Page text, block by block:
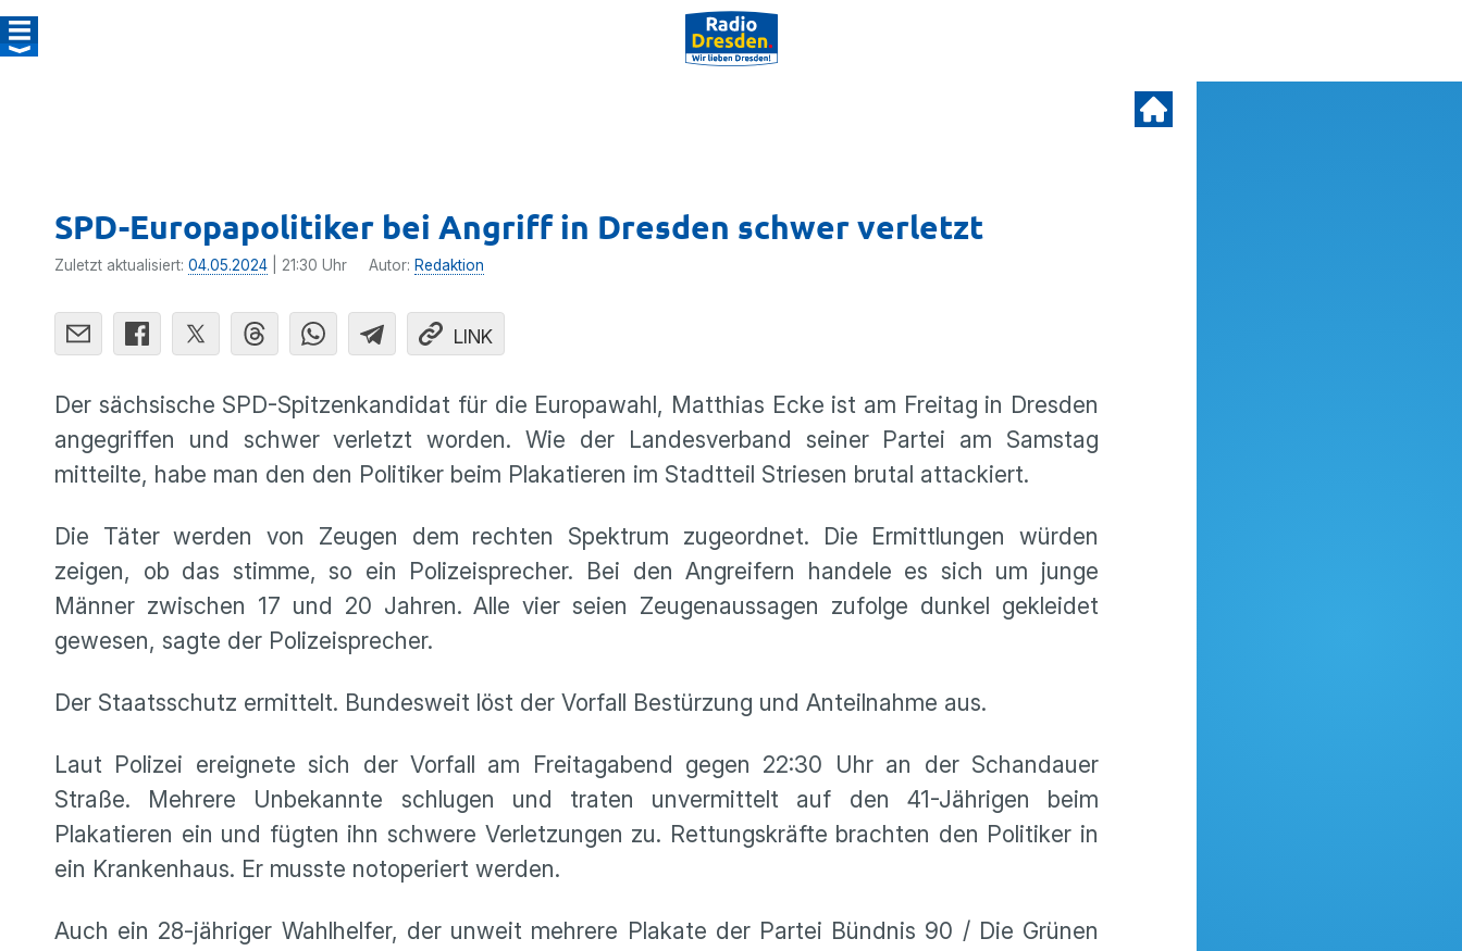
SPD-Europapolitiker bei Angriff in Dresden schwer verletzt
Zuletzt aktualisiert: 04.05.2024 | 21:30 Uhr Autor: Redaktion
LINK
Der sächsische SPD-Spitzenkandidat für die Europawahl, Matthias Ecke ist am Freitag in Dresden
angegriffen und schwer verletzt worden. Wie der Landesverband seiner Partei am Samstag
mitteilte, habe man den den Politiker beim Plakatieren im Stadtteil Striesen brutal attackiert.
Die Täter werden von Zeugen dem rechten Spektrum zugeordnet. Die Ermittlungen würden
zeigen, ob das stimme, so ein Polizeisprecher. Bei den Angreifern handele es sich um junge
Männer zwischen 17 und 20 Jahren. Alle vier seien Zeugenaussagen zufolge dunkel gekleidet
gewesen, sagte der Polizeisprecher.
Der Staatsschutz ermittelt. Bundesweit löst der Vorfall Bestürzung und Anteilnahme aus.
Laut Polizei ereignete sich der Vorfall am Freitagabend gegen 22:30 Uhr an der Schandauer
Straße. Mehrere Unbekannte schlugen und traten unvermittelt auf den 41-Jährigen beim
Plakatieren ein und fügten ihn schwere Verletzungen zu. Rettungskräfte brachten den Politiker in
ein Krankenhaus. Er musste notoperiert werden.
Auch ein 28-jähriger Wahlhelfer, der unweit mehrere Plakate der Partei Bündnis 90 / Die Grünen